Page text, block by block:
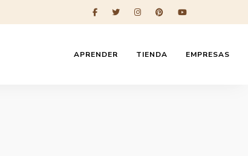
APRENDER TIENDA EMPRESAS